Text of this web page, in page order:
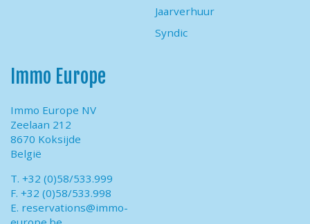
Jaarverhuur
Syndic
Immo Europe
Immo Europe NV
Zeelaan 212
8670 Koksijde
België
T. +32 (0)58/533.999
F. +32 (0)58/533.998
E. reservations@immo-